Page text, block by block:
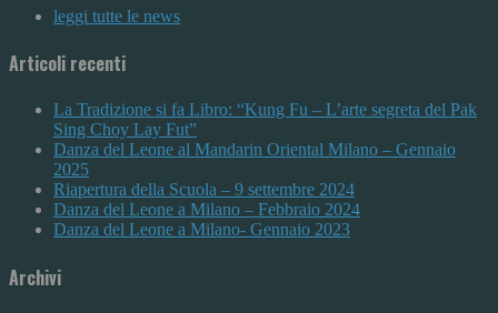
leggi tutte le news
Articoli recenti
La Tradizione si fa Libro: “Kung Fu – L’arte segreta del Pak
Sing Choy Lay Fut”
Danza del Leone al Mandarin Oriental Milano – Gennaio
2025
Riapertura della Scuola – 9 settembre 2024
Danza del Leone a Milano – Febbraio 2024
Danza del Leone a Milano- Gennaio 2023
Archivi